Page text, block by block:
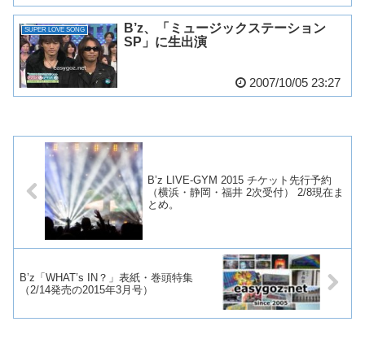
SUPER LOVE SONG
B’z、「ミュージックステーション
SP」に生出演
2007/10/05 23:27
B’z LIVE-GYM 2015 チケット先行予約
（横浜・静岡・福井 2次受付） 2/8現在ま
とめ。
B’z「WHAT’s IN？」表紙・巻頭特集
（2/14発売の2015年3月号）